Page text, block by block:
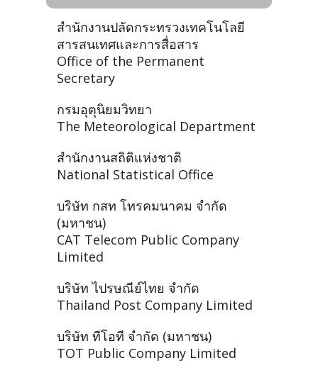
สำนักงานปลัดกระทรวงเทคโนโลยี
สารสนเทศและการสื่อสาร
Office of the Permanent
Secretary
กรมอุตุนิยมวิทยา
The Meteorological Department
สำนักงานสถิติแห่งชาติ
National Statistical Office
บริษัท กสท โทรคมนาคม จำกัด
(มหาชน)
CAT Telecom Public Company
Limited
บริษัท ไปรษณีย์ไทย จำกัด
Thailand Post Company Limited
บริษัท ทีโอที จำกัด (มหาชน)
TOT Public Company Limited